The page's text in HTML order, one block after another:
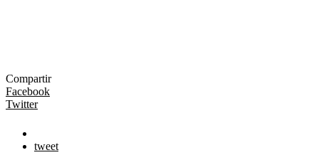
Compartir
Facebook
Twitter
tweet